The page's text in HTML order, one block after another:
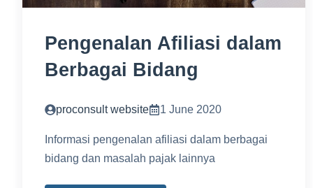
Pengenalan Afiliasi dalam
Berbagai Bidang
proconsult website 1 June 2020
Informasi pengenalan afiliasi dalam berbagai
bidang dan masalah pajak lainnya